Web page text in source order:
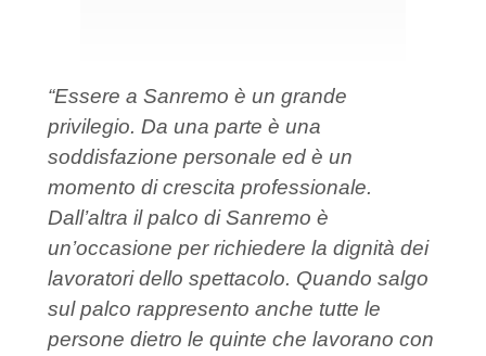
“Essere a Sanremo è un grande
privilegio. Da una parte è una
soddisfazione personale ed è un
momento di crescita professionale.
Dall’altra il palco di Sanremo è
un’occasione per richiedere la dignità dei
lavoratori dello spettacolo. Quando salgo
sul palco rappresento anche tutte le
persone dietro le quinte che lavorano con